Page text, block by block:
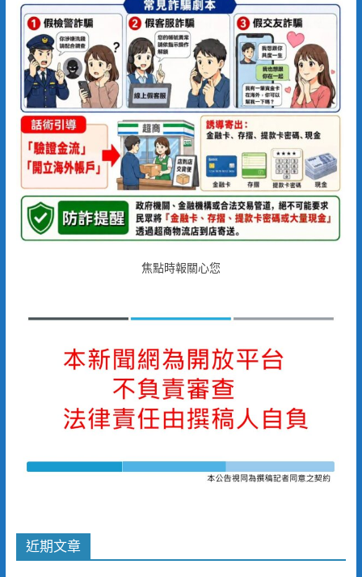
焦點時報關心您
近期文章